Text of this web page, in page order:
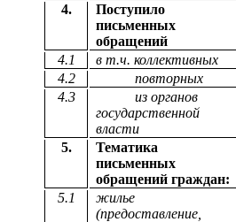
4.
Поступило
письменных
обращений
4.1 в т.ч. коллективных
4.2
повторных
4.3
из органов
государственной
власти
5.
Тематика
письменных
обращений граждан:
5.1
жилье
(предоставление,